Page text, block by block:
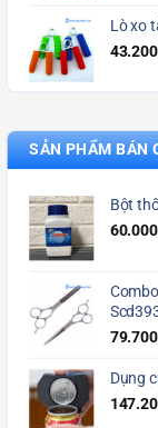
Lò xo
SẢN PHẨM BÁN
Bột
Dụng